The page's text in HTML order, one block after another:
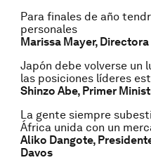
Para finales de año
personales
Marissa Mayer,
Japón debe volverse un
las posiciones líderes
Shinzo Abe, Primer
La gente siempre
África unida con un
Aliko Dangote,
Davos